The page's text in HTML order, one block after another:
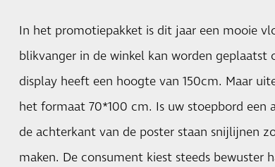
In het promotiepakket is dit jaar een mooie
blikvanger in de winkel kan worden geplaatst
display heeft een hoogte van 150cm. Maar
het formaat 70*100 cm. Is uw stoepbord een
de achterkant van de poster staan snijlijnen
maken. De consument kiest steeds bewuster